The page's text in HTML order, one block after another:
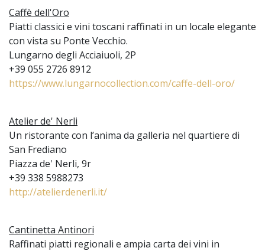
Caffè dell'Oro
Piatti classici e vini toscani raffinati in un locale elegante
con vista su Ponte Vecchio.
Lungarno degli Acciaiuoli, 2P
+39 055 2726 8912
https://www.lungarnocollection.com/caffe-dell-oro/
Atelier de' Nerli
Un ristorante con l’anima da galleria nel quartiere di
San Frediano
Piazza de' Nerli, 9r
+39 338 5988273
http://atelierdenerli.it/
Cantinetta Antinori
Raffinati piatti regionali e ampia carta dei vini in